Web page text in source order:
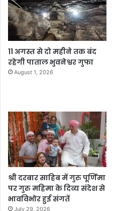
11 अगस्त से दो महीने तक बंद
रहेगी पाताल भुवनेश्वर गुफा
August 1, 2026
श्री दरबार साहिब में गुरु पूर्णिमा
पर गुरु महिमा के दिव्य संदेश से
भावविभोर हुई संगतें
July 29, 2026